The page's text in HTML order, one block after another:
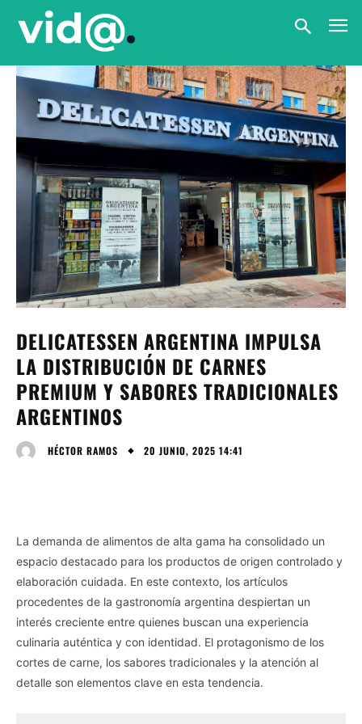
DELICATESSEN ARGENTINA IMPULSA
LA DISTRIBUCIÓN DE CARNES
PREMIUM Y SABORES TRADICIONALES
ARGENTINOS
HÉCTOR RAMOS 20 JUNIO, 2025 14:41
La demanda de alimentos de alta gama ha consolidado un
espacio destacado para los productos de origen controlado y
elaboración cuidada. En este contexto, los artículos
procedentes de la gastronomía argentina despiertan un
interés creciente entre quienes buscan una experiencia
culinaria auténtica y con identidad. El protagonismo de los
cortes de carne, los sabores tradicionales y la atención al
detalle son elementos clave en esta tendencia.